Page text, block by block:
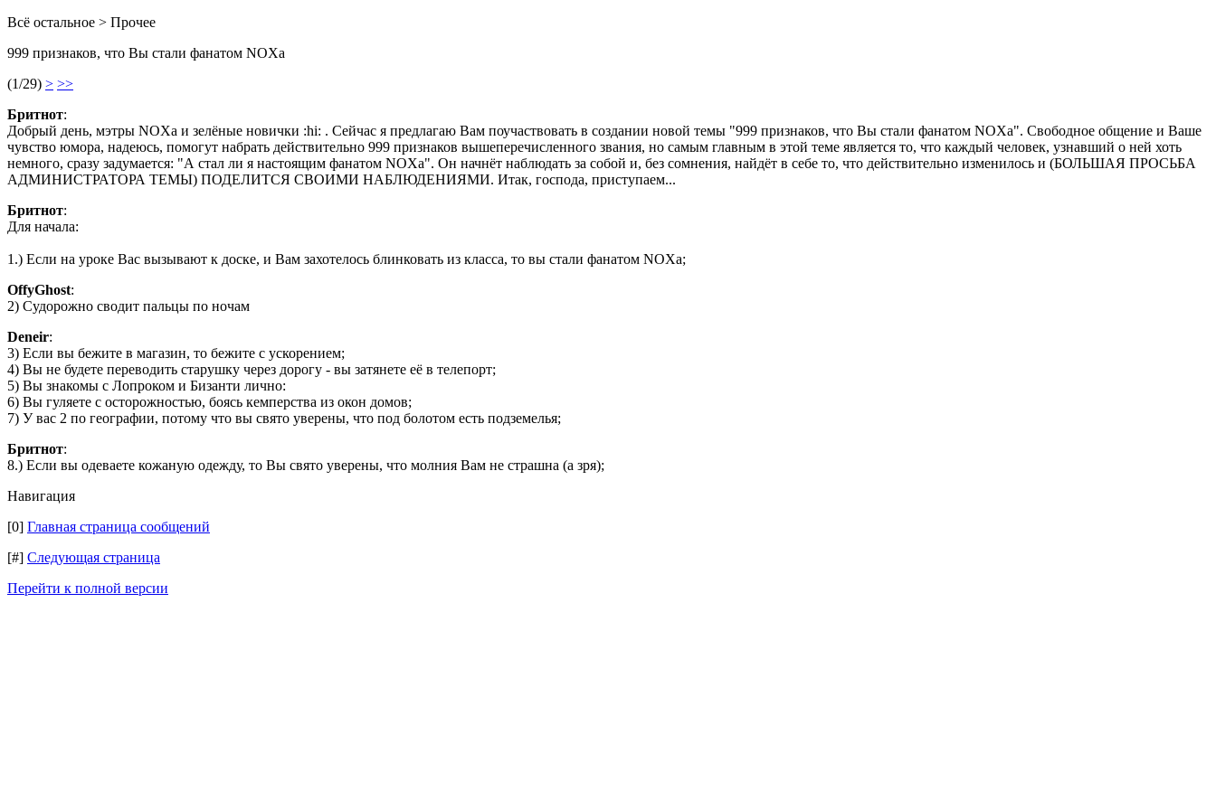
Всё остальное > Прочее
999 признаков, что Вы стали фанатом NOXа
(1/29) > >>
Бритнот:
Добрый день, мэтры NOXа и зелёные новички :hi: . Сейчас я предлагаю Вам поучаствовать в создании новой темы "999 признаков, что Вы стали фанатом NOXа". Свободное общение и Ваше
чувство юмора, надеюсь, помогут набрать действительно 999 признаков вышеперечисленного звания, но самым главным в этой теме является то, что каждый человек, узнавший о ней хоть
немного, сразу задумается: "А стал ли я настоящим фанатом NOXа". Он начнёт наблюдать за собой и, без сомнения, найдёт в себе то, что действительно изменилось и (БОЛЬШАЯ ПРОСЬБА
АДМИНИСТРАТОРА ТЕМЫ) ПОДЕЛИТСЯ СВОИМИ НАБЛЮДЕНИЯМИ. Итак, господа, приступаем...
Бритнот:
Для начала:
1.) Если на уроке Вас вызывают к доске, и Вам захотелось блинковать из класса, то вы стали фанатом NOXа;
OffyGhost:
2) Судорожно сводит пальцы по ночам
Deneir:
3) Если вы бежите в магазин, то бежите с ускорением;
4) Вы не будете переводить старушку через дорогу - вы затянете её в телепорт;
5) Вы знакомы с Лопроком и Бизанти лично:
6) Вы гуляете с осторожностью, боясь кемперства из окон домов;
7) У вас 2 по географии, потому что вы свято уверены, что под болотом есть подземелья;
Бритнот:
8.) Если вы одеваете кожаную одежду, то Вы свято уверены, что молния Вам не страшна (а зря);
Навигация
[0] Главная страница сообщений
[#] Следующая страница
Перейти к полной версии